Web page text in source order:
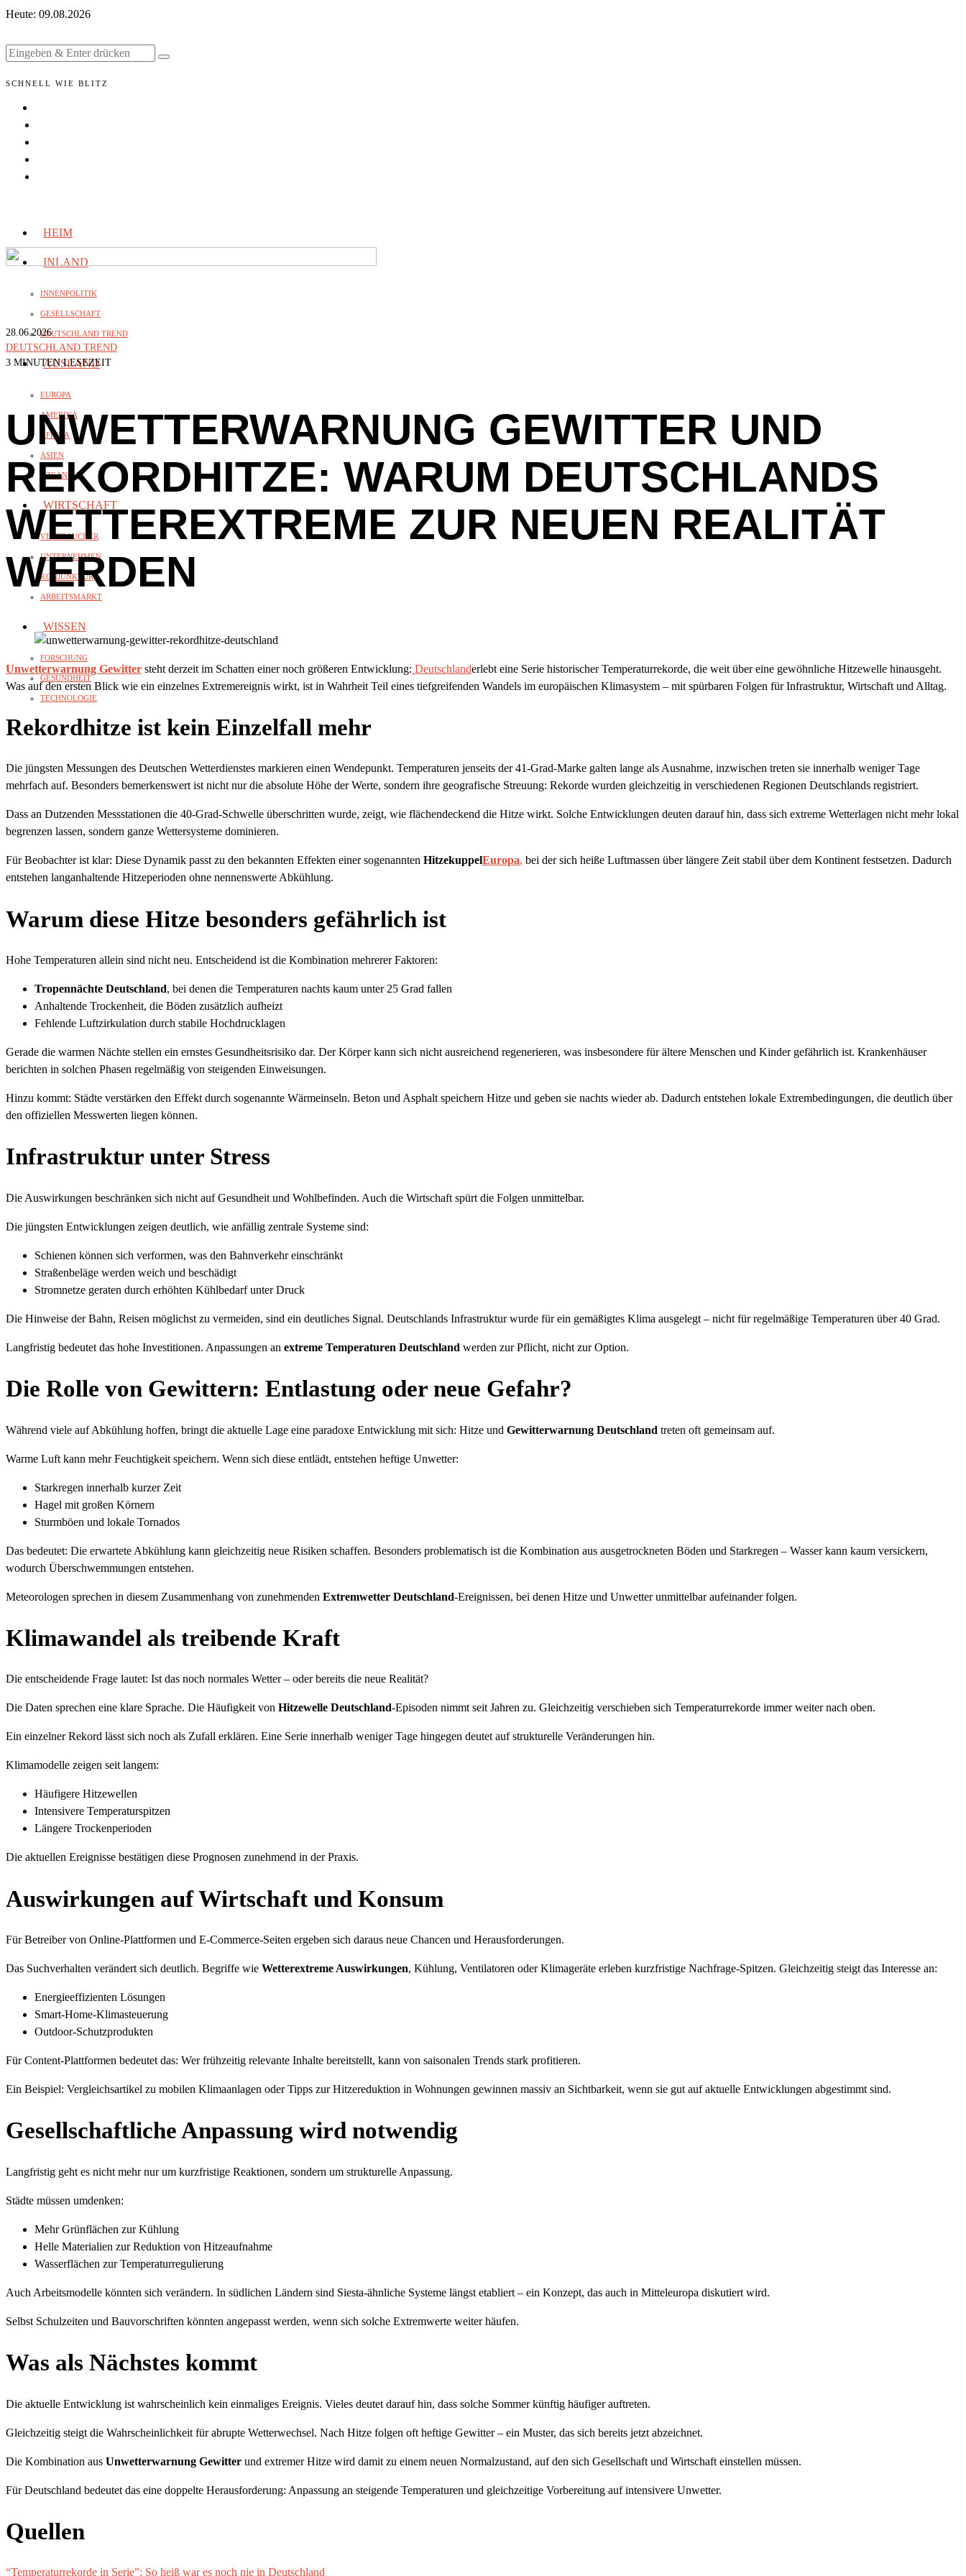
Heute: 09.08.2026
SCHNELL WIE BLITZ
HEIM
INLAND
INNENPOLITIK
GESELLSCHAFT
DEUTSCHLAND TREND
AUSLAND
EUROPA
AMERIKA
AFRIKA
ASIEN
OZEANIAN
WIRTSCHAFT
VERBRAUCHER
UNTERNEHMEN
KONJUNKTUR
ARBEITSMARKT
WISSEN
FORSCHUNG
GESUNDHEIT
TECHNOLOGIE
28.06.2026
DEUTSCHLAND TREND
3 MINUTEN LESEZEIT
UNWETTERWARNUNG GEWITTER UND
REKORDHITZE: WARUM DEUTSCHLANDS
WETTEREXTREME ZUR NEUEN REALITÄT
WERDEN
Unwetterwarnung Gewitter steht derzeit im Schatten einer noch größeren Entwicklung: Deutschlanderlebt eine Serie historischer Temperaturrekorde, die weit über eine gewöhnliche Hitzewelle hinausgeht.
Was auf den ersten Blick wie ein einzelnes Extremereignis wirkt, ist in Wahrheit Teil eines tiefgreifenden Wandels im europäischen Klimasystem – mit spürbaren Folgen für Infrastruktur, Wirtschaft und Alltag.
Rekordhitze ist kein Einzelfall mehr
Die jüngsten Messungen des Deutschen Wetterdienstes markieren einen Wendepunkt. Temperaturen jenseits der 41-Grad-Marke galten lange als Ausnahme, inzwischen treten sie innerhalb weniger Tage
mehrfach auf. Besonders bemerkenswert ist nicht nur die absolute Höhe der Werte, sondern ihre geografische Streuung: Rekorde wurden gleichzeitig in verschiedenen Regionen Deutschlands registriert.
Dass an Dutzenden Messstationen die 40-Grad-Schwelle überschritten wurde, zeigt, wie flächendeckend die Hitze wirkt. Solche Entwicklungen deuten darauf hin, dass sich extreme Wetterlagen nicht mehr lokal
begrenzen lassen, sondern ganze Wettersysteme dominieren.
Für Beobachter ist klar: Diese Dynamik passt zu den bekannten Effekten einer sogenannten HitzekuppelEuropa, bei der sich heiße Luftmassen über längere Zeit stabil über dem Kontinent festsetzen. Dadurch
entstehen langanhaltende Hitzeperioden ohne nennenswerte Abkühlung.
Warum diese Hitze besonders gefährlich ist
Hohe Temperaturen allein sind nicht neu. Entscheidend ist die Kombination mehrerer Faktoren:
Tropennächte Deutschland, bei denen die Temperaturen nachts kaum unter 25 Grad fallen
Anhaltende Trockenheit, die Böden zusätzlich aufheizt
Fehlende Luftzirkulation durch stabile Hochdrucklagen
Gerade die warmen Nächte stellen ein ernstes Gesundheitsrisiko dar. Der Körper kann sich nicht ausreichend regenerieren, was insbesondere für ältere Menschen und Kinder gefährlich ist. Krankenhäuser
berichten in solchen Phasen regelmäßig von steigenden Einweisungen.
Hinzu kommt: Städte verstärken den Effekt durch sogenannte Wärmeinseln. Beton und Asphalt speichern Hitze und geben sie nachts wieder ab. Dadurch entstehen lokale Extrembedingungen, die deutlich über
den offiziellen Messwerten liegen können.
Infrastruktur unter Stress
Die Auswirkungen beschränken sich nicht auf Gesundheit und Wohlbefinden. Auch die Wirtschaft spürt die Folgen unmittelbar.
Die jüngsten Entwicklungen zeigen deutlich, wie anfällig zentrale Systeme sind:
Schienen können sich verformen, was den Bahnverkehr einschränkt
Straßenbeläge werden weich und beschädigt
Stromnetze geraten durch erhöhten Kühlbedarf unter Druck
Die Hinweise der Bahn, Reisen möglichst zu vermeiden, sind ein deutliches Signal. Deutschlands Infrastruktur wurde für ein gemäßigtes Klima ausgelegt – nicht für regelmäßige Temperaturen über 40 Grad.
Langfristig bedeutet das hohe Investitionen. Anpassungen an extreme Temperaturen Deutschland werden zur Pflicht, nicht zur Option.
Die Rolle von Gewittern: Entlastung oder neue Gefahr?
Während viele auf Abkühlung hoffen, bringt die aktuelle Lage eine paradoxe Entwicklung mit sich: Hitze und Gewitterwarnung Deutschland treten oft gemeinsam auf.
Warme Luft kann mehr Feuchtigkeit speichern. Wenn sich diese entlädt, entstehen heftige Unwetter:
Starkregen innerhalb kurzer Zeit
Hagel mit großen Körnern
Sturmböen und lokale Tornados
Das bedeutet: Die erwartete Abkühlung kann gleichzeitig neue Risiken schaffen. Besonders problematisch ist die Kombination aus ausgetrockneten Böden und Starkregen – Wasser kann kaum versickern,
wodurch Überschwemmungen entstehen.
Meteorologen sprechen in diesem Zusammenhang von zunehmenden Extremwetter Deutschland-Ereignissen, bei denen Hitze und Unwetter unmittelbar aufeinander folgen.
Klimawandel als treibende Kraft
Die entscheidende Frage lautet: Ist das noch normales Wetter – oder bereits die neue Realität?
Die Daten sprechen eine klare Sprache. Die Häufigkeit von Hitzewelle Deutschland-Episoden nimmt seit Jahren zu. Gleichzeitig verschieben sich Temperaturrekorde immer weiter nach oben.
Ein einzelner Rekord lässt sich noch als Zufall erklären. Eine Serie innerhalb weniger Tage hingegen deutet auf strukturelle Veränderungen hin.
Klimamodelle zeigen seit langem:
Häufigere Hitzewellen
Intensivere Temperaturspitzen
Längere Trockenperioden
Die aktuellen Ereignisse bestätigen diese Prognosen zunehmend in der Praxis.
Auswirkungen auf Wirtschaft und Konsum
Für Betreiber von Online-Plattformen und E-Commerce-Seiten ergeben sich daraus neue Chancen und Herausforderungen.
Das Suchverhalten verändert sich deutlich. Begriffe wie Wetterextreme Auswirkungen, Kühlung, Ventilatoren oder Klimageräte erleben kurzfristige Nachfrage-Spitzen. Gleichzeitig steigt das Interesse an:
Energieeffizienten Lösungen
Smart-Home-Klimasteuerung
Outdoor-Schutzprodukten
Für Content-Plattformen bedeutet das: Wer frühzeitig relevante Inhalte bereitstellt, kann von saisonalen Trends stark profitieren.
Ein Beispiel: Vergleichsartikel zu mobilen Klimaanlagen oder Tipps zur Hitzereduktion in Wohnungen gewinnen massiv an Sichtbarkeit, wenn sie gut auf aktuelle Entwicklungen abgestimmt sind.
Gesellschaftliche Anpassung wird notwendig
Langfristig geht es nicht mehr nur um kurzfristige Reaktionen, sondern um strukturelle Anpassung.
Städte müssen umdenken:
Mehr Grünflächen zur Kühlung
Helle Materialien zur Reduktion von Hitzeaufnahme
Wasserflächen zur Temperaturregulierung
Auch Arbeitsmodelle könnten sich verändern. In südlichen Ländern sind Siesta-ähnliche Systeme längst etabliert – ein Konzept, das auch in Mitteleuropa diskutiert wird.
Selbst Schulzeiten und Bauvorschriften könnten angepasst werden, wenn sich solche Extremwerte weiter häufen.
Was als Nächstes kommt
Die aktuelle Entwicklung ist wahrscheinlich kein einmaliges Ereignis. Vieles deutet darauf hin, dass solche Sommer künftig häufiger auftreten.
Gleichzeitig steigt die Wahrscheinlichkeit für abrupte Wetterwechsel. Nach Hitze folgen oft heftige Gewitter – ein Muster, das sich bereits jetzt abzeichnet.
Die Kombination aus Unwetterwarnung Gewitter und extremer Hitze wird damit zu einem neuen Normalzustand, auf den sich Gesellschaft und Wirtschaft einstellen müssen.
Für Deutschland bedeutet das eine doppelte Herausforderung: Anpassung an steigende Temperaturen und gleichzeitige Vorbereitung auf intensivere Unwetter.
Quellen
“Temperaturrekorde in Serie”: So heiß war es noch nie in Deutschland